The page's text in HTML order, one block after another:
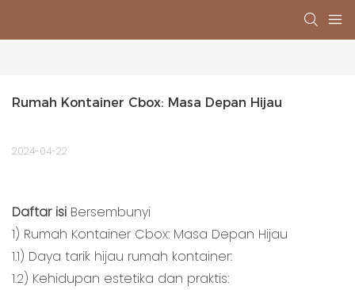
Rumah Kontainer Cbox: Masa Depan Hijau
2024-04-22
Daftar isi Bersembunyi
1) Rumah Kontainer Cbox: Masa Depan Hijau
1.1) Daya tarik hijau rumah kontainer:
1.2) Kehidupan estetika dan praktis: